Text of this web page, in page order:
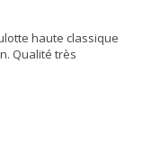
haute classique
Qualité très